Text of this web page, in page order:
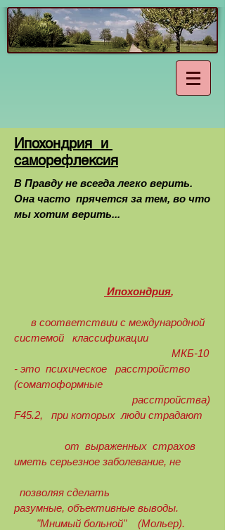
Ипохондрия и
саморефлексия
В Правду не всегда легко верить.
Она часто прячется за тем, во что
мы хотим верить...
Ипохондрия,
в соответствии с международной
системой классификации
МКБ-10
- это психическое расстройство
(соматоформные
расстройства)
F45.2, при которых люди страдают
от выраженных страхов
иметь серьезное заболевание, не
позволяя сделать
разумные, объективные выводы.
"Мнимый больной" (Мольер).